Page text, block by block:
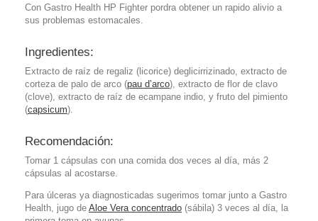
Con Gastro Health HP Fighter pordra obtener un rapido alivio a
sus problemas estomacales.
Ingredientes:
Extracto de raíz de regaliz (licorice) deglicirrizinado, extracto de
corteza de palo de arco (pau d’arco), extracto de flor de clavo
(clove), extracto de raíz de ecampane indio, y fruto del pimiento
(capsicum).
Recomendación:
Tomar 1 cápsulas con una comida dos veces al día, más 2
cápsulas al acostarse.
Para úlceras ya diagnosticadas sugerimos tomar junto a Gastro
Health, jugo de Aloe Vera concentrado (sábila) 3 veces al día, la